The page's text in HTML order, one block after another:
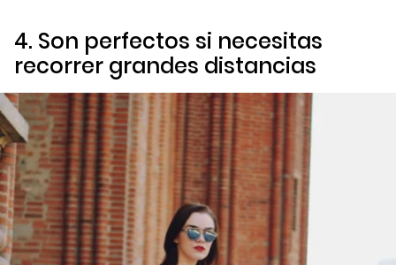
4. Son perfectos si necesitas
recorrer grandes distancias